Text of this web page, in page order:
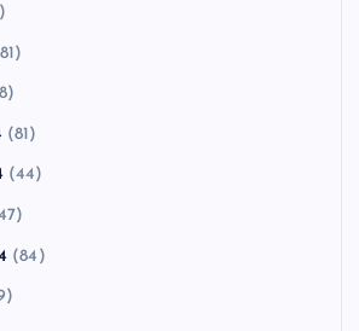
(81)
(44)
(84)